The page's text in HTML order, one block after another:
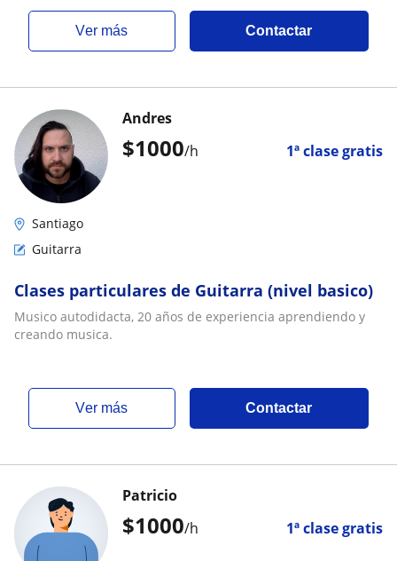
ver más Contactar
$1000/h 1ª clase gratis
Andres
Santiago
Guitarra
Clases particulares de Guitarra (nivel basico)
Musico autodidacta, 20 años de experiencia aprendiendo y
creando musica.
ver más Contactar
$1000/h 1ª clase gratis
Patricio